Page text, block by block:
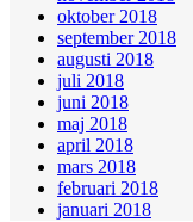
oktober 2018
september 2018
augusti 2018
juli 2018
juni 2018
maj 2018
april 2018
mars 2018
februari 2018
januari 2018